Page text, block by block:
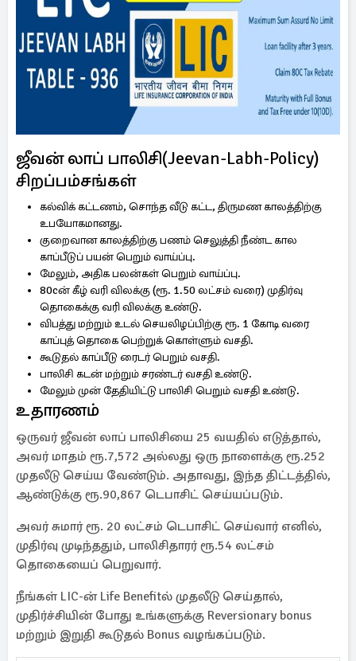
ஜீவன் லாப் பாலிசி(Jeevan-Labh-Policy)
சிறப்பம்சங்கள்
கல்விக் கட்டணம், சொந்த வீடு கட்ட, திருமண காலத்திற்கு
உபயோகமானது.
குறைவான காலத்திற்கு பணம் செலுத்தி நீண்ட கால
காப்பீடுப் பயன் பெறும் வாய்ப்பு.
மேலும், அதிக பலன்கள் பெறும் வாய்ப்பு.
80cன் கீழ் வரி விலக்கு (ரூ. 1.50 லட்சம் வரை) முதிர்வு
தொகைக்கு வரி விலக்கு உண்டு.
விபத்து மற்றும் உடல் செயலிழப்பிற்கு ரூ. 1 கோடி வரை
காப்புத் தொகை பெற்றுக் கொள்ளும் வசதி.
கூடுதல் காப்பீடு ரைடர் பெறும் வசதி.
பாலிசி கடன் மற்றும் சரண்டர் வசதி உண்டு.
மேலும் முன் தேதியிட்டு பாலிசி பெறும் வசதி உண்டு.
உதாரணம்
ஒருவர் ஜீவன் லாப் பாலிசியை 25 வயதில் எடுத்தால்,
அவர் மாதம் ரூ.7,572 அல்லது ஒரு நாளைக்கு ரூ.252
முதலீடு செய்ய வேண்டும். அதாவது, இந்த திட்டத்தில்,
ஆண்டுக்கு ரூ.90,867 டெபாசிட் செய்யப்படும்.
அவர் சுமார் ரூ. 20 லட்சம் டெபாசிட் செய்வார் எனில்,
முதிர்வு முடிந்ததும், பாலிசிதாரர் ரூ.54 லட்சம்
தொகையைப் பெறுவார்.
நீங்கள் LIC-ன் Life Benefitல் முதலீடு செய்தால்,
முதிர்ச்சியின் போது உங்களுக்கு Reversionary bonus
மற்றும் இறுதி கூடுதல் Bonus வழங்கப்படும்.